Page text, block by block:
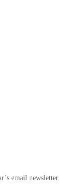
email newsletter.